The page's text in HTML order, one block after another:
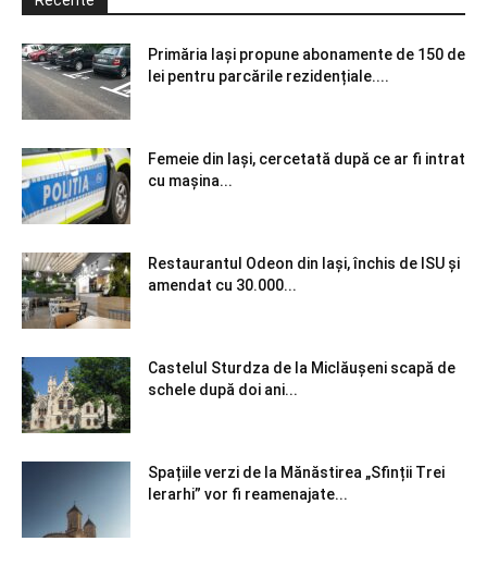
Primăria Iași propune abonamente de 150 de
lei pentru parcările rezidențiale....
Femeie din Iași, cercetată după ce ar fi intrat
cu mașina...
Restaurantul Odeon din Iași, închis de ISU și
amendat cu 30.000...
Castelul Sturdza de la Miclăușeni scapă de
schele după doi ani...
Spațiile verzi de la Mănăstirea „Sfinții Trei
Ierarhi” vor fi reamenajate...